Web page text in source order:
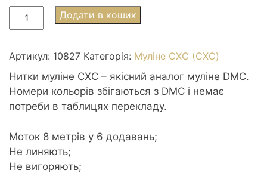
Муліне
СХС
Blue
vy
lt
-
Синій
світлий
кількість
Додати в кошик
Артикул: 10827 Категорія: Муліне СХС (CXC)
Нитки муліне СХС – якісний аналог муліне DMC.
Номери кольорів збігаються з DMC і немає
потреби в таблицях перекладу.
Моток 8 метрів у 6 додавань;
Не линяють;
Не вигоряють;